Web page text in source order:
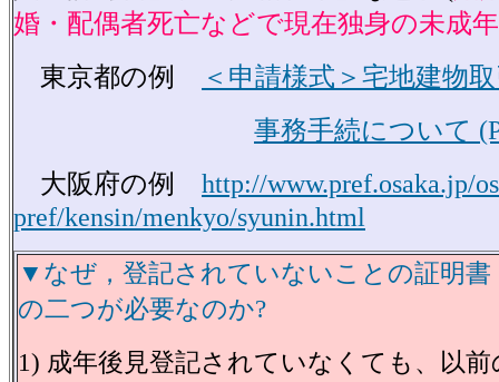
婚・配偶者死亡などで現在独身の未成
東京都の例
＜申請様式＞宅地建物
事務手続について
大阪府の例 http://www.pref.osaka.jp/
pref/kensin/menkyo/syunin.html
▼なぜ，登記されていないことの証明書
の二つが必要なのか?
1) 成年後見登記されていなくても、以